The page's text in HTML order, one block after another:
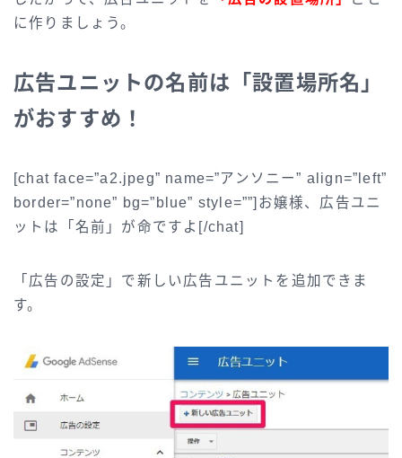
に作りましょう。
広告ユニットの名前は「設置場所名」
がおすすめ！
[chat face=”a2.jpeg” name=”アンソニー” align=”left”
border=”none” bg=”blue” style=””]お嬢様、広告ユニ
ットは「名前」が命ですよ[/chat]
「広告の設定」で新しい広告ユニットを追加できま
す。